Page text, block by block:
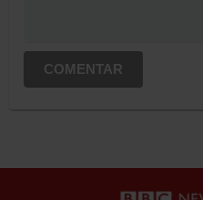
COMENTAR